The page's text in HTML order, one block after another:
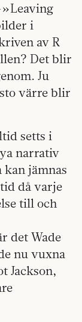
i
av R
Det blir
Ju
värre blir
setts i
narrativ
kan jämnas
då varje
till och
det Wade
nu vuxna
Jackson,